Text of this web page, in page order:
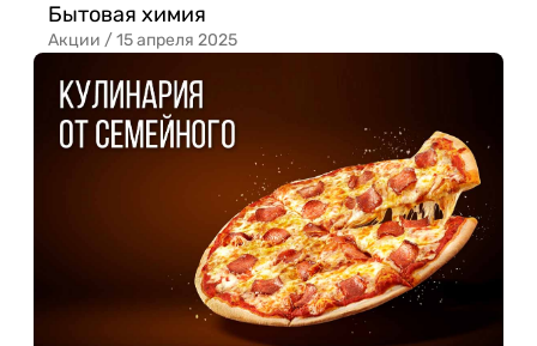
Бытовая химия
Акции /15 апреля 2025